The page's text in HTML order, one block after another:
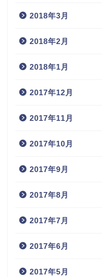
2018年3月
2018年2月
2018年1月
2017年12月
2017年11月
2017年10月
2017年9月
2017年8月
2017年7月
2017年6月
2017年5月